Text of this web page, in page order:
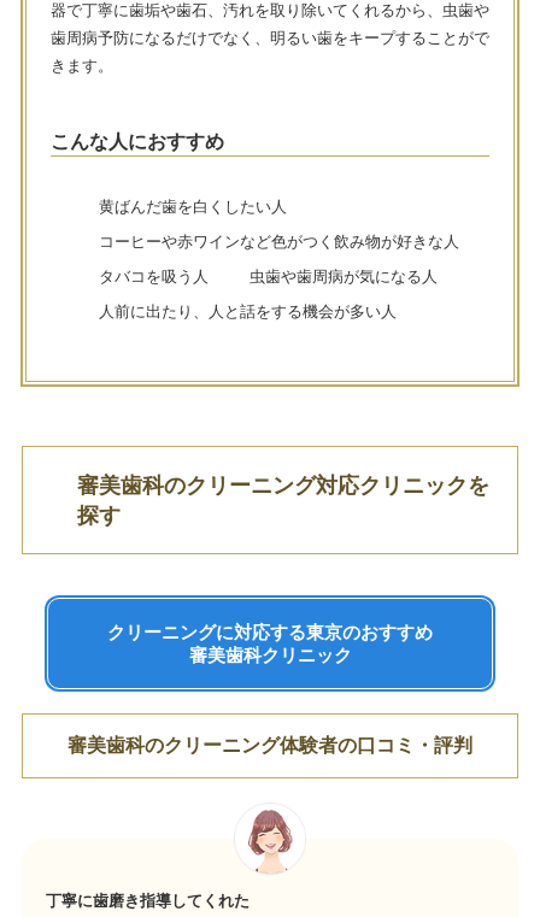
器で丁寧に歯垢や歯石、汚れを取り除いてくれるから、虫歯や
歯周病予防になるだけでなく、明るい歯をキープすることがで
きます。
こんな人におすすめ
黄ばんだ歯を白くしたい人
コーヒーや赤ワインなど色がつく飲み物が好きな人
タバコを吸う人
虫歯や歯周病が気になる人
人前に出たり、人と話をする機会が多い人
審美歯科のクリーニング対応クリニックを
探す
クリーニングに対応する東京のおすすめ
審美歯科クリニック
審美歯科のクリーニング体験者の口コミ・評判
丁寧に歯磨き指導してくれた